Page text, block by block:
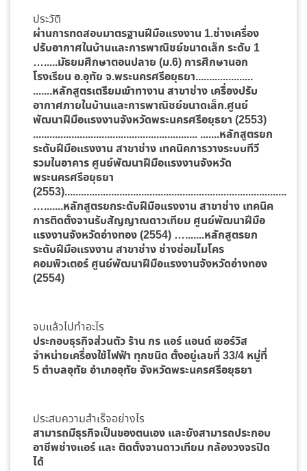
ประวัติ
ผ่านการทดสอบมาตรฐานฝีมือแรงงาน 1.ช่างเครื่อง
ปรับอากาศในบ้านและการพาณิชย์ขนาดเล็ก ระดับ 1
….....มัธยมศึกษาตอนปลาย (ม.6) การศึกษานอก
โรงเรียน อ.อุทัย จ.พระนครศรีอยุธยา.....................
.......หลักสูตรเตรียมเข้าทางาน สาขาช่าง เครื่องปรับ
อากาศภายในบ้านและการพาณิชย์ขนาดเล็ก.ศูนย์
พัฒนาฝีมือแรงงานจังหวัดพระนครศรีอยุธยา (2553)
............................................................ .......หลักสูตรยก
ระดับฝีมือแรงงาน สาขาช่าง เทคนิคการวางระบบทีวี
รวมในอาคาร ศูนย์พัฒนาฝีมือแรงงานจังหวัด
พระนครศรีอยุธยา
(2553).................................................................................
….......หลักสูตรยกระดับฝีมือแรงงาน สาขาช่าง เทคนิค
การติดตั้งจานรับสัญญาณดาวเทียม ศูนย์พัฒนาฝีมือ
แรงงานจังหวัดอ่างทอง (2554) ….......หลักสูตรยก
ระดับฝีมือแรงงาน สาขาช่าง ช่างซ่อมไมโคร
คอมพิวเตอร์ ศูนย์พัฒนาฝีมือแรงงานจังหวัดอ่างทอง
(2554)
จบแล้วไปทำอะไร
ประกอบธุรกิจส่วนตัว ร้าน กร แอร์ แอนด์ เซอร์วิส
จำหน่ายเครื่องใช้ไฟฟ้า ทุกชนิด ตั้งอยู่เลขที่ 33/4 หมู่ที่
5 ตำบลอุทัย อำเภออุทัย จังหวัดพระนครศรีอยุธยา
ประสบความสำเร็จอย่างไร
สามารถมีธุรกิจเป็นของตนเอง และยังสามารถประกอบ
อาชีพช่างแอร์ และ ติดตั้งจานดาวเทียม กล้องวงจรปิด
ได้